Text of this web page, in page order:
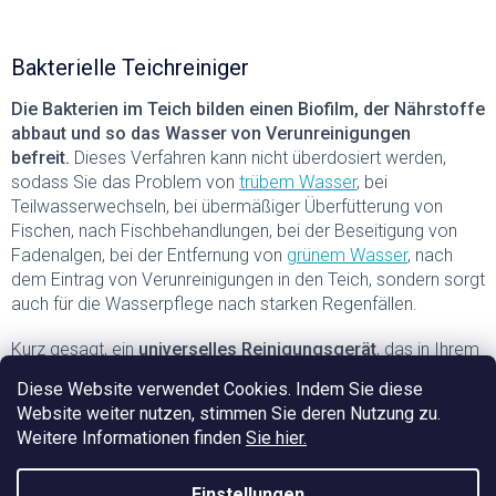
Diese Website verwendet Cookies. Indem Sie diese
Website weiter nutzen, stimmen Sie deren Nutzung zu.
Weitere Informationen finden Sie hier.
e
e
l
e
m
e
n
t
e
d
e
r
i
s
t
e
Bakterielle Teichreiniger
Die Bakterien im Teich bilden einen Biofilm, der Nährstoffe
abbaut und so das Wasser von Verunreinigungen
befreit. Dieses Verfahren kann nicht überdosiert werden,
sodass Sie das Problem von trübem Wasser, bei
Teilwasserwechseln, bei übermäßiger Überfütterung von
Fischen, nach Fischbehandlungen, bei der Beseitigung von
Fadenalgen, bei der Entfernung von grünem Wasser, nach
dem Eintrag von Verunreinigungen in den Teich, sondern sorgt
auch für die Wasserpflege nach starken Regenfällen.
Kurz gesagt, ein universelles Reinigungsgerät, das in Ihrem
🌾TIPP:Wir von Home Pond sind Gartenteich-Spezialisten
undkönnen Ihnen bei einer Reihe von Fragen und
Problemen weiterhelfen, z. B. beiakuten